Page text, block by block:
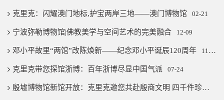
克里克：闪耀澳门地标,护宝两岸三地——澳门博物馆 02-21
宁波弥勒博物馆|佛教美学与空间艺术的完美融合 12-09
邓小平故里“两馆”改陈焕新——纪念邓小平诞辰120周年 11-07
克里克带您探馆浙博：百年浙博尽显中国气派 07-24
殷墟博物馆新馆开放：克里克邀您共赴殷商文明 四千件珍宝璨若星河